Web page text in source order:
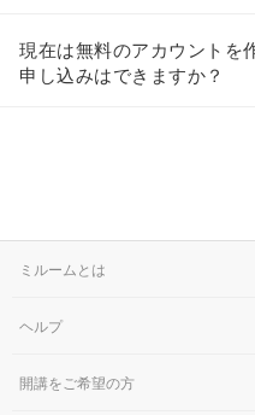
現在は無料のアカウントを
申し込みはできますか？
ミルームとは
ヘルプ
開講をご希望の方